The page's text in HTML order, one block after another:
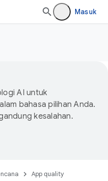
Masuk
AI untuk
bahasa pilihan Anda.
kesalahan.
App quality